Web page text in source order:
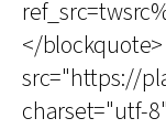
</
src="https://
charset="utf-